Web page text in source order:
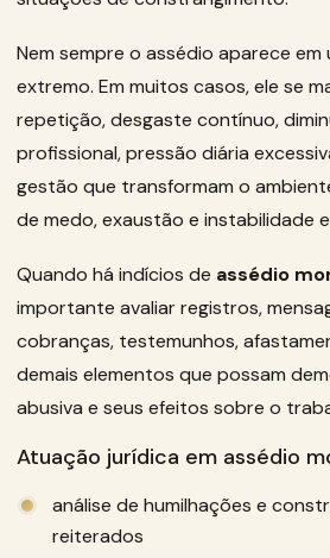
Nem sempre o assédio aparece
extremo. Em muitos casos, ele se
repetição, desgaste contínuo,
profissional, pressão diária
gestão que transformam o
de medo, exaustão e instabilidade
Quando há indícios de assédio
importante avaliar registros,
cobranças, testemunhos,
demais elementos que possam
abusiva e seus efeitos sobre o
Atuação jurídica em assédio
análise de humilhações e
reiterados